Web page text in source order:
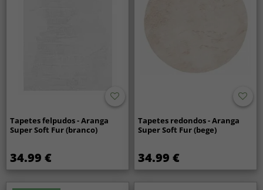
Tapetes felpudos - Aranga
Super Soft Fur (branco)
34.99 €
Tapetes redondos - Aranga
Super Soft Fur (bege)
34.99 €